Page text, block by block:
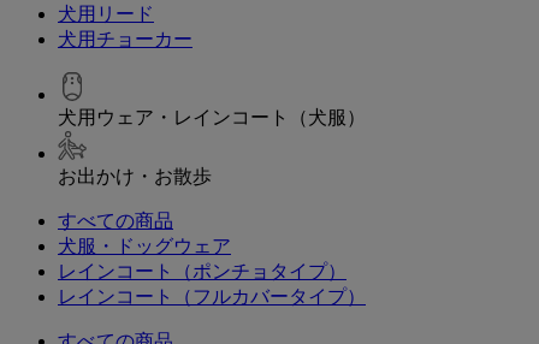
犬用リード
犬用チョーカー
犬用ウェア・レインコート（犬服）
お出かけ・お散歩
すべての商品
犬服・ドッグウェア
レインコート（ポンチョタイプ）
レインコート（フルカバータイプ）